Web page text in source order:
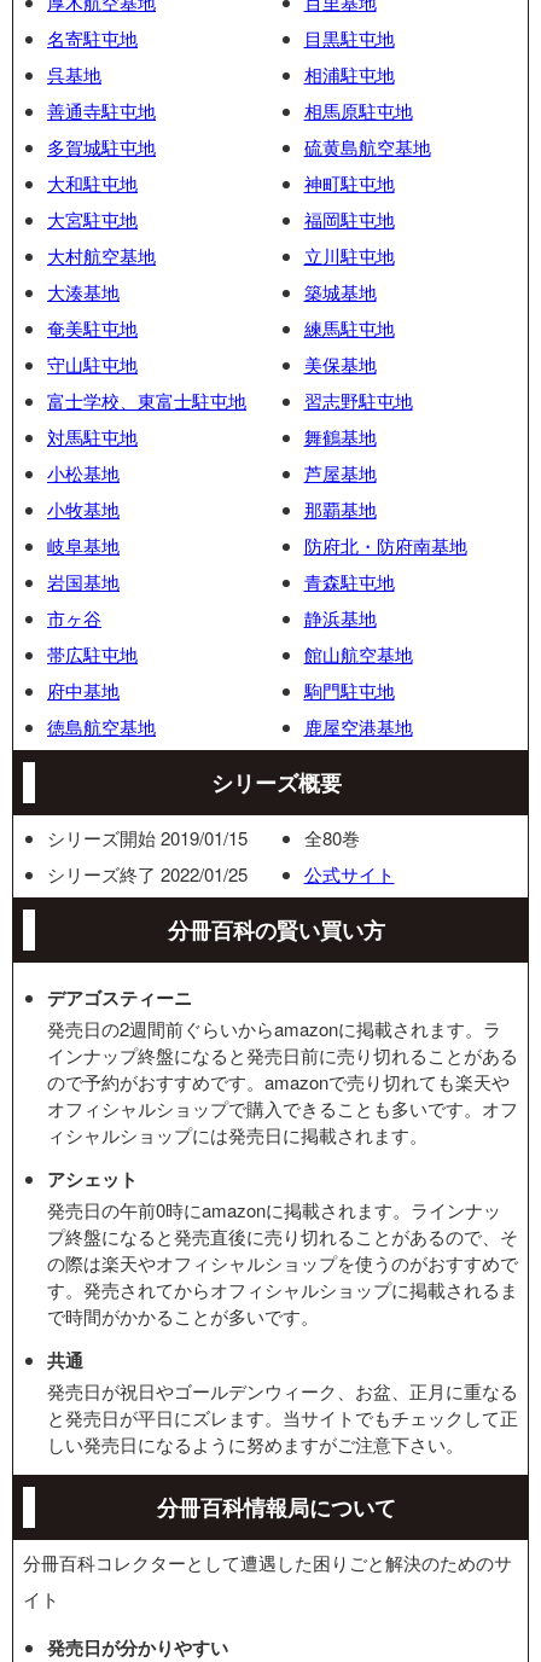
名寄駐屯地
呉基地
善通寺駐屯地
多賀城駐屯地
大和駐屯地
大宮駐屯地
大村航空基地
大湊基地
奄美駐屯地
守山駐屯地
富士学校、東富士駐屯地
対馬駐屯地
小松基地
小牧基地
岐阜基地
岩国基地
市ヶ谷
帯広駐屯地
府中基地
徳島航空基地
目黒駐屯地
相浦駐屯地
相馬原駐屯地
硫黄島航空基地
神町駐屯地
福岡駐屯地
立川駐屯地
築城基地
練馬駐屯地
美保基地
習志野駐屯地
舞鶴基地
芦屋基地
那覇基地
防府北・防府南基地
青森駐屯地
静浜基地
館山航空基地
駒門駐屯地
鹿屋空港基地
シリーズ概要
シリーズ開始 2019/01/15
シリーズ終了 2022/01/25
全80巻
公式サイト
分冊百科の賢い買い方
デアゴスティーニ
発売日の2週間前ぐらいからamazonに掲載されます。ラ
インナップ終盤になると発売日前に売り切れることがある
ので予約がおすすめです。amazonで売り切れても楽天や
オフィシャルショップで購入できることも多いです。オフ
ィシャルショップには発売日に掲載されます。
アシェット
発売日の午前0時にamazonに掲載されます。ラインナッ
プ終盤になると発売直後に売り切れることがあるので、そ
の際は楽天やオフィシャルショップを使うのがおすすめで
す。発売されてからオフィシャルショップに掲載されるま
で時間がかかることが多いです。
共通
発売日が祝日やゴールデンウィーク、お盆、正月に重なる
と発売日が平日にズレます。当サイトでもチェックして正
しい発売日になるように努めますがご注意下さい。
分冊百科情報局について
分冊百科コレクターとして遭遇した困りごと解決のためのサ
イト
発売日が分かりやすい